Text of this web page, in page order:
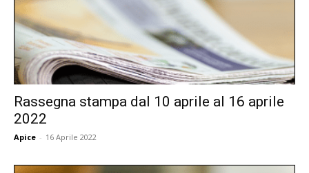
Rassegna stampa dal 10 aprile al 16 aprile
2022
Apice - 16 Aprile 2022